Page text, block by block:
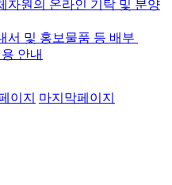
자원의 온라인 기탁 및 분양
서 및 홍보물품 등 배부
안내
이지 마지막페이지